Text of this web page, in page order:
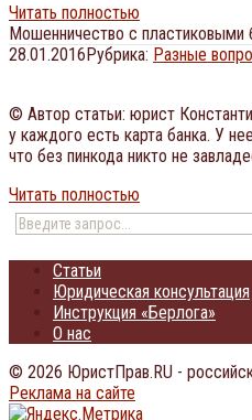
Читать полностью
Мошенничество с пластиковыми
28.01.2016Рубрика: Разные
© Автор статьи: юрист
у каждого есть карта банка. У
что без пинкода никто не
Читать полностью
Статьи
Юридическая консультация
Инструкция «Берлога»
О нас
© 2026 ЮристПрав.RU -
Реклама на сайте